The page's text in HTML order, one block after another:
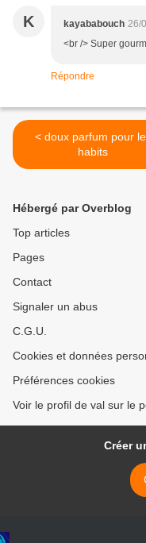
K kayababouch 26/
<br /> Super
Répondre
< doux parfum pour les
habits
Hébergé par Overblog
Top articles
Pages
Contact
Signaler un abus
C.G.U.
Cookies et données
Préférences cookies
Voir le profil de val sur le
Créer